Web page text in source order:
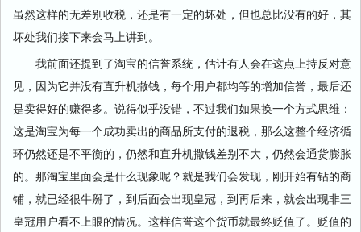
虽然这样的无差别收税，还是有一定的坏处，但也总比没有的好，其
坏处我们接下来会马上讲到。
我前面还提到了淘宝的信誉系统，估计有人会在这点上持反对意
见，因为它并没有直升机撒钱，每个用户都均等的增加信誉，最后还
是卖得好的赚得多。说得似乎没错，不过我们如果换一个方式思维：
这是淘宝为每一个成功卖出的商品所支付的退税，那么这整个经济循
环仍然还是不平衡的，仍然和直升机撒钱差别不大，仍然会通货膨胀
的。那淘宝里面会是什么现象呢？就是我们会发现，刚开始有钻的商
铺，就已经很牛掰了，到后面会出现皇冠，到再后来，就会出现非三
皇冠用户看不上眼的情况。这样信誉这个货币就最终贬值了。贬值的